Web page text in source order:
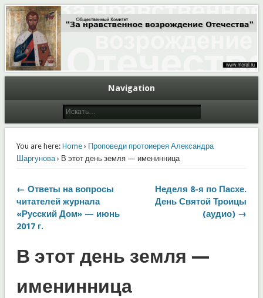
Moral.Ru
Общественный Комитет "За нравственное возрождение Отечества"
Navigation
You are here: Home› Проповеди протоиерея Александра
Шаргунова› В этот день земля — именинница
← Ответы на вопросы
читателей журнала
«Русский Дом» — июнь
2017 г.
Неделя 8-я по Пасхе.
День Святой Троицы
(аудио) →
В этот день земля —
именинница